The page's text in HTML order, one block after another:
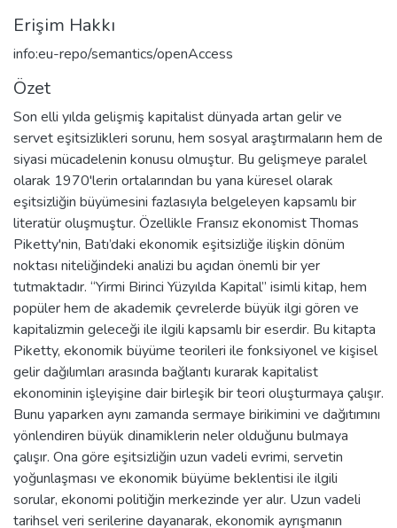
Erişim Hakkı
info:eu-repo/semantics/openAccess
Özet
Son elli yılda gelişmiş kapitalist dünyada artan gelir ve
servet eşitsizlikleri sorunu, hem sosyal araştırmaların hem de
siyasi mücadelenin konusu olmuştur. Bu gelişmeye paralel
olarak 1970'lerin ortalarından bu yana küresel olarak
eşitsizliğin büyümesini fazlasıyla belgeleyen kapsamlı bir
literatür oluşmuştur. Özellikle Fransız ekonomist Thomas
Piketty'nin, Batı’daki ekonomik eşitsizliğe ilişkin dönüm
noktası niteliğindeki analizi bu açıdan önemli bir yer
tutmaktadır. “Yirmi Birinci Yüzyılda Kapital” isimli kitap, hem
popüler hem de akademik çevrelerde büyük ilgi gören ve
kapitalizmin geleceği ile ilgili kapsamlı bir eserdir. Bu kitapta
Piketty, ekonomik büyüme teorileri ile fonksiyonel ve kişisel
gelir dağılımları arasında bağlantı kurarak kapitalist
ekonominin işleyişine dair birleşik bir teori oluşturmaya çalışır.
Bunu yaparken aynı zamanda sermaye birikimini ve dağıtımını
yönlendiren büyük dinamiklerin neler olduğunu bulmaya
çalışır. Ona göre eşitsizliğin uzun vadeli evrimi, servetin
yoğunlaşması ve ekonomik büyüme beklentisi ile ilgili
sorular, ekonomi politiğin merkezinde yer alır. Uzun vadeli
tarihsel veri serilerine dayanarak, ekonomik ayrışmanın